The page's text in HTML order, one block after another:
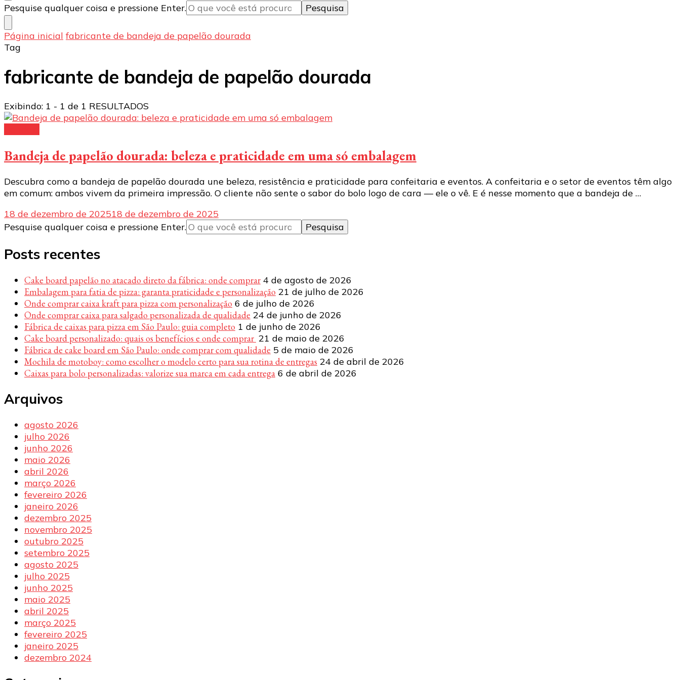
Procurando
algo?
Pesquise qualquer coisa e pressione Enter.
Página inicial fabricante de bandeja de papelão dourada
Tag
fabricante de bandeja de papelão dourada
Exibindo: 1 - 1 de 1 RESULTADOS
Bandeja de papelão dourada: beleza e praticidade em uma só embalagem
Descubra como a bandeja de papelão dourada une beleza, resistência e praticidade para confeitaria e eventos. A confeitaria e o setor de eventos têm algo
em comum: ambos vivem da primeira impressão. O cliente não sente o sabor do bolo logo de cara — ele o vê. E é nesse momento que a bandeja de …
18 de dezembro de 202518 de dezembro de 2025
Procurando
Pesquise qualquer coisa e pressione Enter.
Posts recentes
Cake board papelão no atacado direto da fábrica: onde comprar 4 de agosto de 2026
Embalagem para fatia de pizza: garanta praticidade e personalização 21 de julho de 2026
Onde comprar caixa kraft para pizza com personalização 6 de julho de 2026
Onde comprar caixa para salgado personalizada de qualidade 24 de junho de 2026
Fábrica de caixas para pizza em São Paulo: guia completo 1 de junho de 2026
Cake board personalizado: quais os benefícios e onde comprar 21 de maio de 2026
Fábrica de cake board em São Paulo: onde comprar com qualidade 5 de maio de 2026
Mochila de motoboy: como escolher o modelo certo para sua rotina de entregas 24 de abril de 2026
Caixas para bolo personalizadas: valorize sua marca em cada entrega 6 de abril de 2026
Arquivos
agosto 2026
julho 2026
junho 2026
maio 2026
abril 2026
março 2026
fevereiro 2026
janeiro 2026
dezembro 2025
novembro 2025
outubro 2025
setembro 2025
agosto 2025
julho 2025
junho 2025
maio 2025
abril 2025
março 2025
fevereiro 2025
janeiro 2025
dezembro 2024